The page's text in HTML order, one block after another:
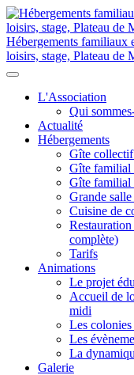
Hébergements familiaux
loisirs, stage, Plateau de
L'Association
Qui
Actualité
Hébergements
Gîte
Gîte familial
Gîte familial
Grande
Cuisine de
complète)
Tarifs
Animations
Le projet
Accueil de
midi
Les colonies
Les
La
Galerie